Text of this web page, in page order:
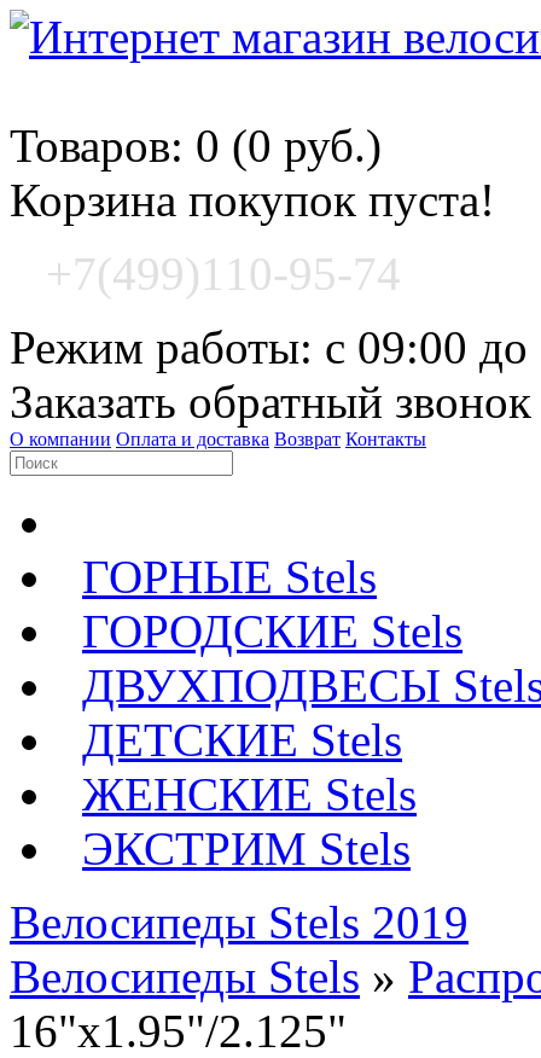
Товаров: 0 (0 руб.)
Корзина покупок пуста!
+7(499)110-95-74
Режим работы: с 09:00 до
Заказать обратный звонок
О компании Оплата и доставка Возврат Контакты
ГОРНЫЕ Stels
ГОРОДСКИЕ Stels
ДВУХПОДВЕСЫ
ДЕТСКИЕ Stels
ЖЕНСКИЕ Stels
ЭКСТРИМ Stels
Велосипеды Stels 2019
Велосипеды Stels »
16"x1.95"/2.125"